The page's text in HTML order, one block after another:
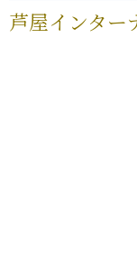
芦屋インター